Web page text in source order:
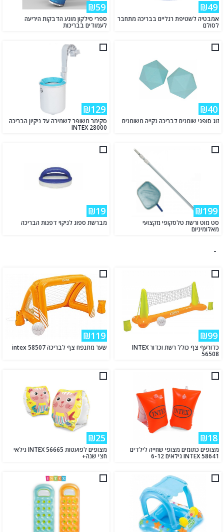
₪49
אמבטיה לשטיפת רגליים בבריכה מתחבר
לסולם
₪59
ספרי סילקון מונע הדבקות היריעה
לעמודים בבריכות
₪40
זוג סופגי שומנים לבריכה נקייה משומנים
₪129
סקימר משופר לשמירה על ניקיון הבריכה
INTEX 28000
₪199
סט מוט ורשת טלסקופי מקצועי
מאלומיניום
₪19
מברשת ספוג לניקוי דפנות הבריכה
-
₪99
כדורעף צף כולל רשת וכדור INTEX
56508
₪119
שער מתנפח צף לבריכה intex 58507
₪18
מצופים כתומים מצופי שחייה לילדים
INTEX 58641 גילאים 6-12
₪25
מצופים לפועטות INTEX 56665 גילאי
חצי שנה+